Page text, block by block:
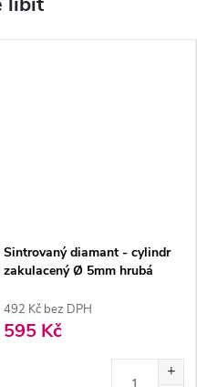
Sintrovaný diamant - cylindr
zakulacený Ø 5mm hrubá
492 Kč bez DPH
595 Kč